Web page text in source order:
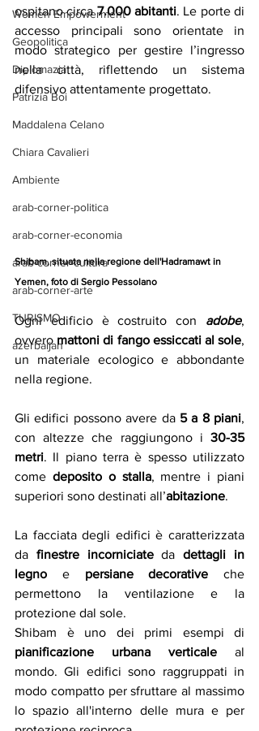
Women Empowerment
Geopolitica
Diplomazia
Patrizia Boi
Maddalena Celano
Chiara Cavalieri
Ambiente
arab-corner-politica
arab-corner-economia
arab-corner-cultura
arab-corner-arte
TURISMO
azerbaijan
ospitano circa 7.000 abitanti. Le porte di
accesso principali sono orientate in
modo strategico per gestire l’ingresso
nella città, riflettendo un sistema
difensivo attentamente progettato.​
Shibam, situata nella regione dell'Hadramawt in
Yemen, foto di Sergio Pessolano
Ogni edificio è costruito con adobe,
ovvero mattoni di fango essiccati al sole,
un materiale ecologico e abbondante
nella regione.
Gli edifici possono avere da 5 a 8 piani,
con altezze che raggiungono i 30-35
metri. Il piano terra è spesso utilizzato
come deposito o stalla, mentre i piani
superiori sono destinati all’abitazione.
La facciata degli edifici è caratterizzata
da finestre incorniciate da dettagli in
legno e persiane decorative che
permettono la ventilazione e la
protezione dal sole​.
pianificazione urbana verticale al
mondo. Gli edifici sono raggruppati in
modo compatto per sfruttare al massimo
lo spazio all'interno delle mura e per